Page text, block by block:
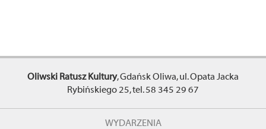
Oliwski Ratusz Kultury, Gdańsk Oliwa, ul. Opata Jacka
Rybińskiego 25, tel. 58 345 29 67
WYDARZENIA